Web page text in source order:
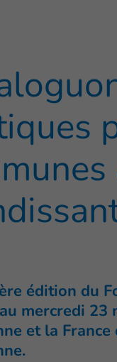
édition du
mercredi 23
et la France